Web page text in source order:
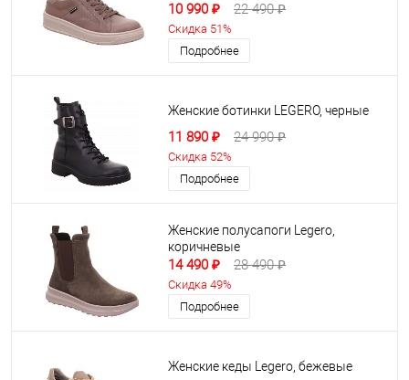
10 990 ₽ 22 490 ₽
Скидка 51%
Подробнее
Женские ботинки LEGERO, черные
11 890 ₽ 24 990 ₽
Скидка 52%
Подробнее
Женские полусапоги Legero,
коричневые
14 490 ₽ 28 490 ₽
Скидка 49%
Подробнее
Женские кеды Legero, бежевые